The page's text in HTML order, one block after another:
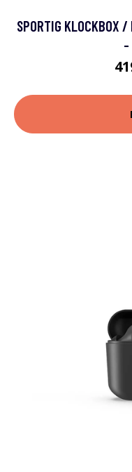
SPORTIG KLOCKBOX
-